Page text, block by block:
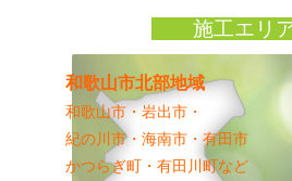
施工エ
和歌山市北部地域
和歌山市・岩出市・
紀の川市・海南市・有田市
かつらぎ町・有田川町など